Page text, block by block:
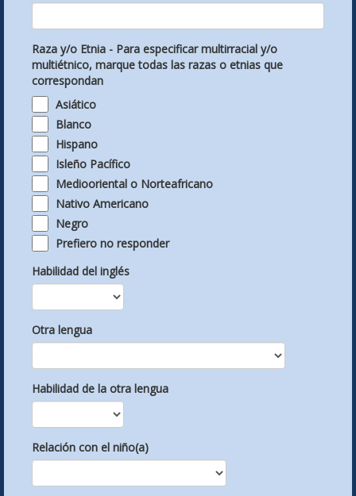
Raza y/o Etnia - Para especificar multirracial y/o
multiétnico, marque todas las razas o etnias que
correspondan
Asiático
Blanco
Hispano
Isleño Pacífico
Mediooriental o Norteafricano
Nativo Americano
Negro
Prefiero no responder
Habilidad del inglés
Otra lengua
Habilidad de la otra lengua
Relación con el niño(a)